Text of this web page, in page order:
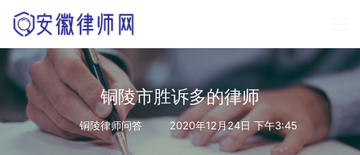
铜陵市胜诉多的律师
铜陵律师问答 2020年12月24日 下午3:45